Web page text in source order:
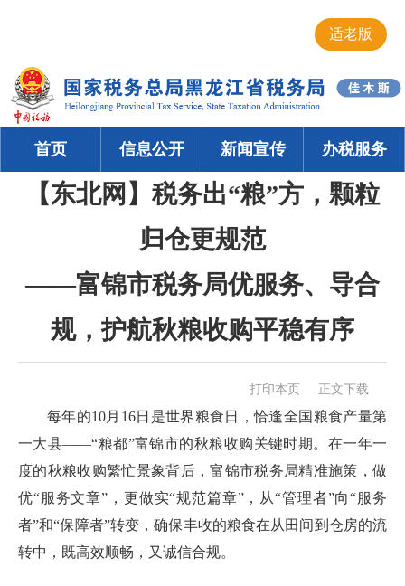
适老版
首页 信息公开 新闻宣传 办税服务
【东北网】税务出“粮”方，颗粒
归仓更规范
——富锦市税务局优服务、导合
规，护航秋粮收购平稳有序
打印本页 正文下载
每年的10月16日是世界粮食日，恰逢全国粮食产量第
一大县——“粮都”富锦市的秋粮收购关键时期。在一年一
度的秋粮收购繁忙景象背后，富锦市税务局精准施策，做
优“服务文章”，更做实“规范篇章”，从“管理者”向“服务
者”和“保障者”转变，确保丰收的粮食在从田间到仓房的流
转中，既高效顺畅，又诚信合规。